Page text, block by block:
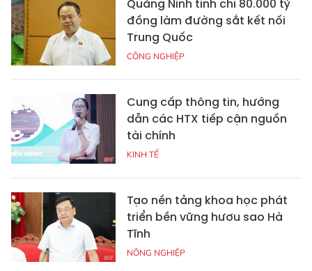
Quảng Ninh tính chi 80.000 tỷ
đồng làm đường sắt kết nối
Trung Quốc
CÔNG NGHIỆP
Cung cấp thông tin, hướng
dẫn các HTX tiếp cận nguồn
tài chính
KINH TẾ
Tạo nền tảng khoa học phát
triển bền vững hươu sao Hà
Tĩnh
NÔNG NGHIỆP